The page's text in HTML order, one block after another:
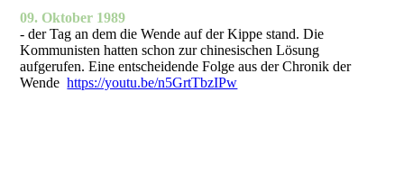
09. Oktober 1989
- der Tag an dem die Wende auf der Kippe stand. Die
Kommunisten hatten schon zur chinesischen Lösung
aufgerufen. Eine entscheidende Folge aus der Chronik der
Wendehttps://youtu.be/n5GrtTbzIPw